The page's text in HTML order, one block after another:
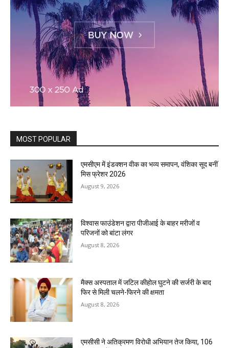
MOST POPULAR
एमसीएम में इंडक्शन वीक का भव्य समापन, वंशिका सूद बनीं
मिस फ्रेशर 2026
August 9, 2026
विश्वास फाउंडेशन द्वारा पीजीआई के बाहर मरीजों व
परिजनों को बांटा लंगर
August 8, 2026
मैक्स अस्पताल में जटिल कीहोल घुटने की सर्जरी के बाद
फिर से मिली चलने-फिरने की क्षमता
August 8, 2026
एमसीसी ने अतिक्रमण विरोधी अभियान तेज किया, 106